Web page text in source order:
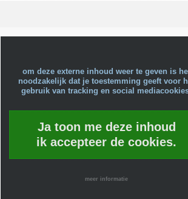
om deze externe inhoud weer te geven is
noodzakelijk dat je toestemming geeft voor
gebruik van tracking en social
Ja toon me deze inhoud
ik accepteer de cookies.
meer informatie